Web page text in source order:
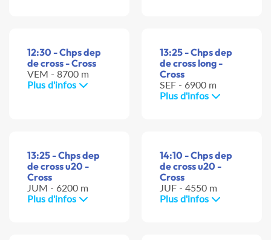
12:30 - Chps dep
de cross - Cross
VEM - 8700 m
Plus d'infos
13:25 - Chps dep
de cross long -
Cross
SEF - 6900 m
Plus d'infos
13:25 - Chps dep
de cross u20 -
Cross
JUM - 6200 m
Plus d'infos
14:10 - Chps dep
de cross u20 -
Cross
JUF - 4550 m
Plus d'infos